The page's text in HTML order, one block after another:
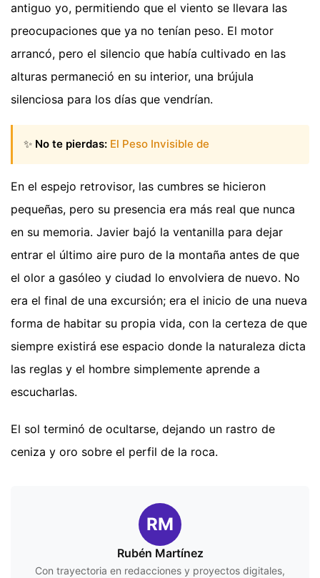
antiguo yo, permitiendo que el viento se llevara las
preocupaciones que ya no tenían peso. El motor
arrancó, pero el silencio que había cultivado en las
alturas permaneció en su interior, una brújula
silenciosa para los días que vendrían.
✨ No te pierdas: El Peso Invisible de
En el espejo retrovisor, las cumbres se hicieron
pequeñas, pero su presencia era más real que nunca
en su memoria. Javier bajó la ventanilla para dejar
entrar el último aire puro de la montaña antes de que
el olor a gasóleo y ciudad lo envolviera de nuevo. No
era el final de una excursión; era el inicio de una nueva
forma de habitar su propia vida, con la certeza de que
siempre existirá ese espacio donde la naturaleza dicta
las reglas y el hombre simplemente aprende a
escucharlas.
El sol terminó de ocultarse, dejando un rastro de
ceniza y oro sobre el perfil de la roca.
RM
Rubén Martínez
Con trayectoria en redacciones y proyectos digitales,